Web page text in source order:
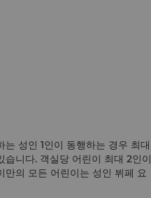
성인 1인이 동행하는 경우 최대
니다. 객실당 어린이 최대 2인이
만의 모든 어린이는 성인 뷔페 요